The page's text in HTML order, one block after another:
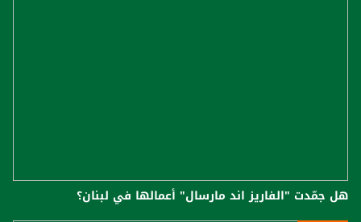
هل جمّدت "الفاريز اند مارسال" أعمالها في لبنان؟